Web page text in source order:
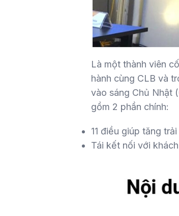
Là một thành viên
hành cùng CLB và
vào sáng Chủ Nhật
gồm 2 phần chính:
11 điều giúp tăng
Tái kết nối với